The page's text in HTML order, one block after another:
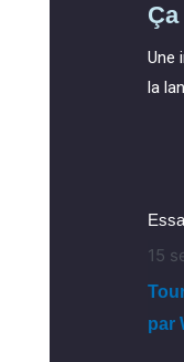
Une
la
15
par